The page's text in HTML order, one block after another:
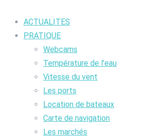
ACTUALITES
PRATIQUE
Webcams
Température de l’eau
Vitesse du vent
Les ports
Location de bateaux
Carte de navigation
Les marchés